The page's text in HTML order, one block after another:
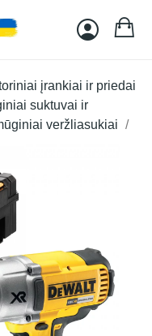
įrankiai ir priedai
suktuvai ir
veržliasukiai